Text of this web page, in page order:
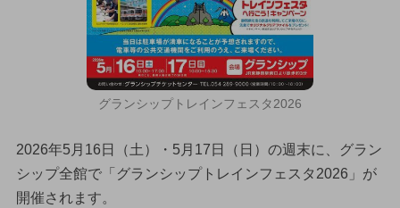
グランシップトレインフェスタ2026
2026年5月16日（土）・5月17日（日）の週末に、グラン
シップ全館で「グランシップトレインフェスタ2026」が
開催されます。